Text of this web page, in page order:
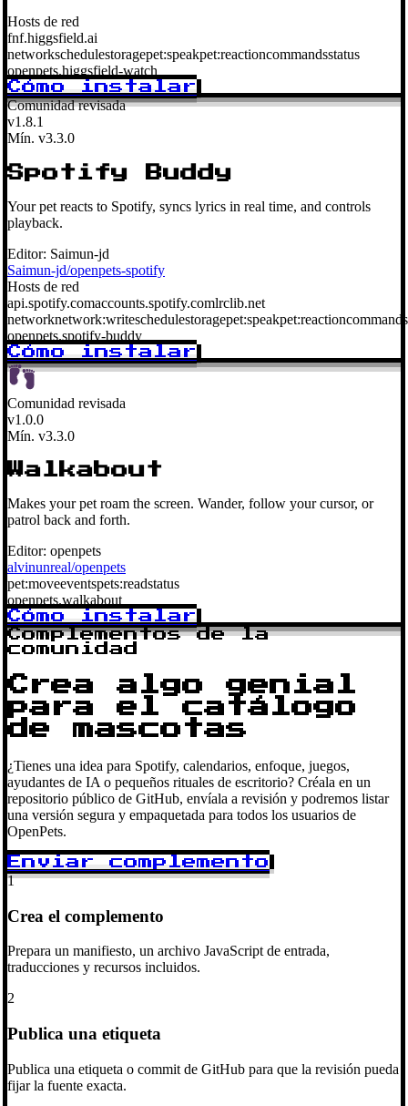
Hosts de red
fnf.higgsfield.ai
networkschedulestoragepet:speakpet:reactioncommandsstatus
openpets.higgsfield-watch
Cómo instalar
Comunidad revisada
v1.8.1
Mín. v3.3.0
Spotify Buddy
Your pet reacts to Spotify, syncs lyrics in real time, and controls
playback.
Editor: Saimun-jd
Saimun-jd/openpets-spotify
Hosts de red
api.spotify.comaccounts.spotify.comlrclib.net
networknetwork:writeschedulestoragepet:speakpet:reactioncommands
openpets.spotify-buddy
Cómo instalar
Comunidad revisada
v1.0.0
Mín. v3.3.0
Walkabout
Makes your pet roam the screen. Wander, follow your cursor, or
patrol back and forth.
Editor: openpets
alvinunreal/openpets
pet:moveeventspets:readstatus
openpets.walkabout
Cómo instalar
Complementos de la
comunidad
Crea algo genial
para el catálogo
de mascotas
¿Tienes una idea para Spotify, calendarios, enfoque, juegos,
ayudantes de IA o pequeños rituales de escritorio? Créala en un
repositorio público de GitHub, envíala a revisión y podremos listar
una versión segura y empaquetada para todos los usuarios de
OpenPets.
Enviar complemento
1
Crea el complemento
Prepara un manifiesto, un archivo JavaScript de entrada,
traducciones y recursos incluidos.
2
Publica una etiqueta
Publica una etiqueta o commit de GitHub para que la revisión pueda
fijar la fuente exacta.